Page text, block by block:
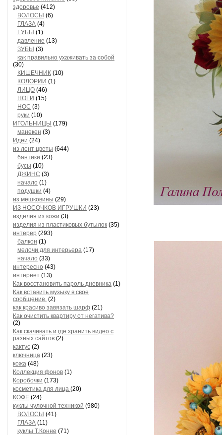
здоровье (412)
ВОЛОСЫ (6)
ГЛАЗА (4)
ГУБЫ (1)
давление (13)
ЗУБЫ (3)
как правильно ухаживать за собой
(30)
КИШЕЧНИК (10)
КОЛОРИИ (1)
ЛИЦО (46)
НОГИ (15)
НОС (3)
руки (10)
ИГОЛЬНИЦЫ (179)
манекен (3)
Идеи (24)
из лент цветы (644)
бантики (23)
бусы (10)
ДЖИНС (3)
начало (1)
подушки (4)
из мешковины (29)
ИЗ НОСОЧКОВ ИГРУШКИ (23)
изделия из кожи (3)
изделия из пластиковых бутылок (35)
интерер (293)
балкон (1)
мелочи для интерьера (17)
начало (33)
интересно (43)
интернет (13)
Как восстановить пароль дневника (1)
Как вставить музыку в свое
сообщение. (2)
как красиво завязать шарф (21)
Как очистить квартиру от негатива?
(2)
Как скачивать и где хранить видео с
разных сайтов (2)
кактус (2)
ключница (23)
кожа (48)
Коллекция фонов (1)
Коробочки (173)
косметика для лица (20)
КОФЕ (24)
куклы чулочной техникой (980)
ВОЛОСЫ (41)
ГЛАЗА (11)
куклы Т.Конне (71)